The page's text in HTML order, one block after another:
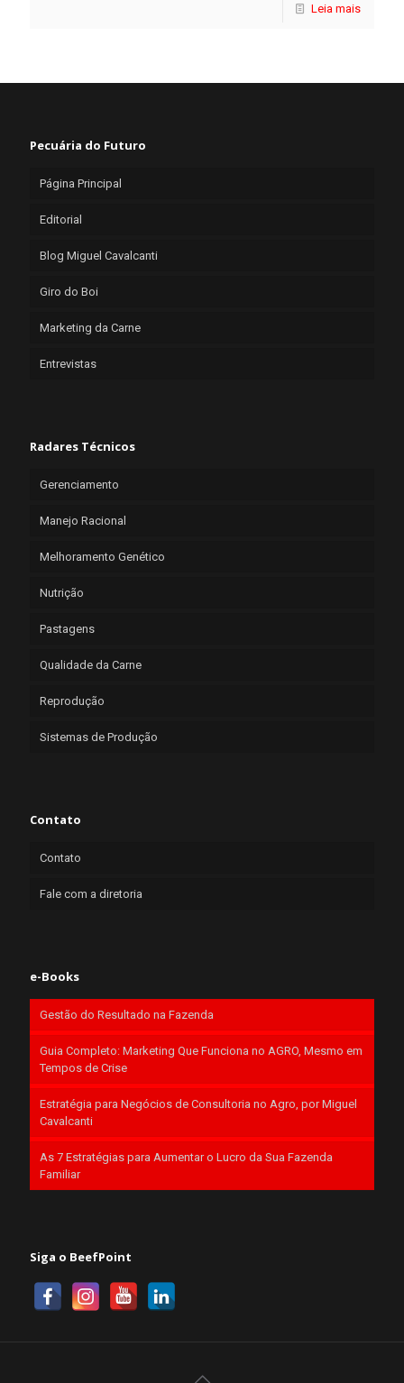
Leia mais
Pecuária do Futuro
Página Principal
Editorial
Blog Miguel Cavalcanti
Giro do Boi
Marketing da Carne
Entrevistas
Radares Técnicos
Gerenciamento
Manejo Racional
Melhoramento Genético
Nutrição
Pastagens
Qualidade da Carne
Reprodução
Sistemas de Produção
Contato
Contato
Fale com a diretoria
e-Books
Gestão do Resultado na Fazenda
Guia Completo: Marketing Que Funciona no AGRO, Mesmo em
Tempos de Crise
Estratégia para Negócios de Consultoria no Agro, por Miguel
Cavalcanti
As 7 Estratégias para Aumentar o Lucro da Sua Fazenda
Familiar
Siga o BeefPoint